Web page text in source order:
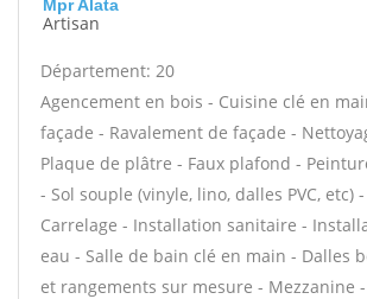
Mpr Alata
Artisan
Département: 20
Agencement en bois - Cuisine clé en
façade - Ravalement de façade -
Plaque de plâtre - Faux plafond -
- Sol souple (vinyle, lino, dalles PVC, etc)
Carrelage - Installation sanitaire -
eau - Salle de bain clé en main - Dalles
et rangements sur mesure - Mezzanine